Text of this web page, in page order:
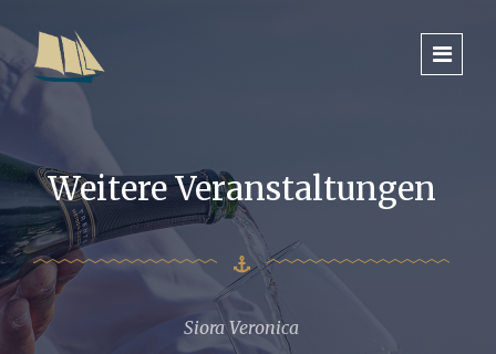
Weitere Veranstaltungen
Siora Veronica